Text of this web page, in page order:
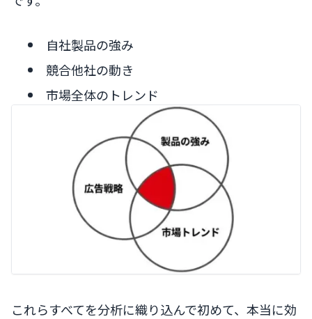
自社製品の強み
競合他社の動き
市場全体のトレンド
これらすべてを分析に織り込んで初めて、本当に効